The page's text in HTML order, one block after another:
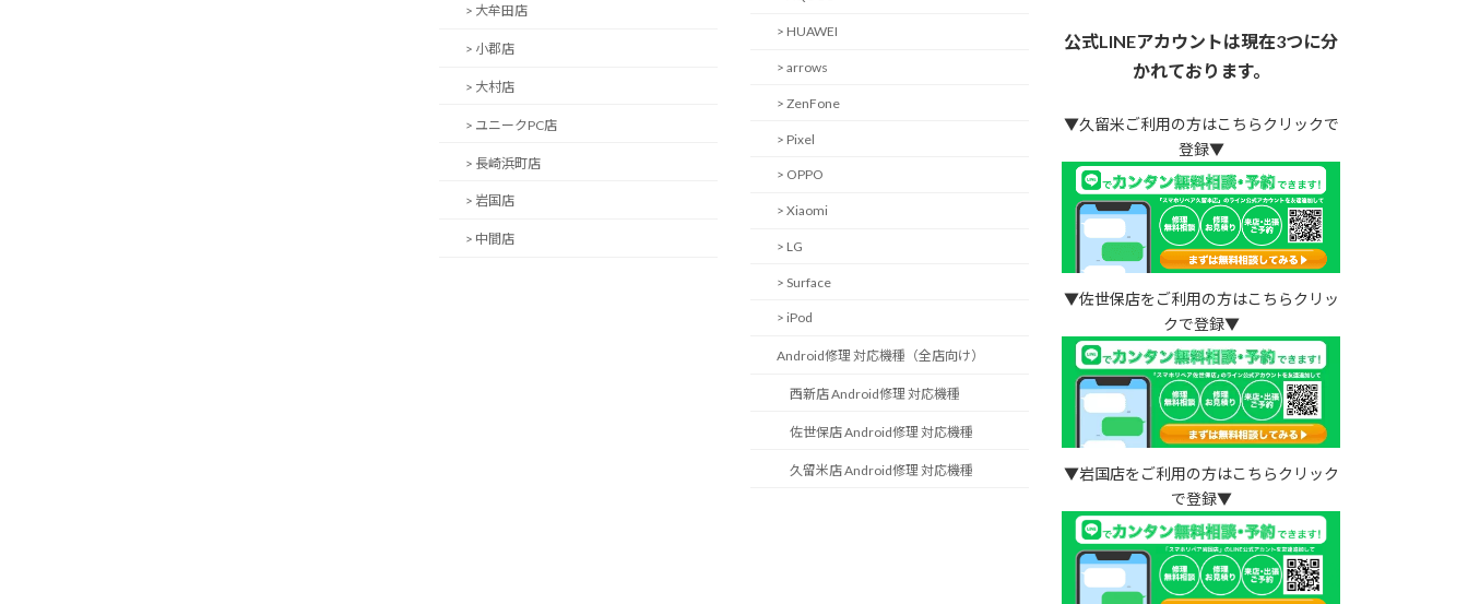
> 大牟田店
> 小郡店
> 大村店
> ユニークPC店
> 長崎浜町店
> 岩国店
> 中間店
> HUAWEI
> arrows
> ZenFone
> Pixel
> OPPO
> Xiaomi
> LG
> Surface
> iPod
Android修理 対応機種（全店向け）
西新店 Android修理 対応機種
佐世保店 Android修理 対応機種
久留米店 Android修理 対応機種
公式LINEアカウントは現在3つに分
かれております。
▼久留米ご利用の方はこちらクリックで
登録▼
▼佐世保店をご利用の方はこちらクリッ
クで登録▼
▼岩国店をご利用の方はこちらクリック
で登録▼